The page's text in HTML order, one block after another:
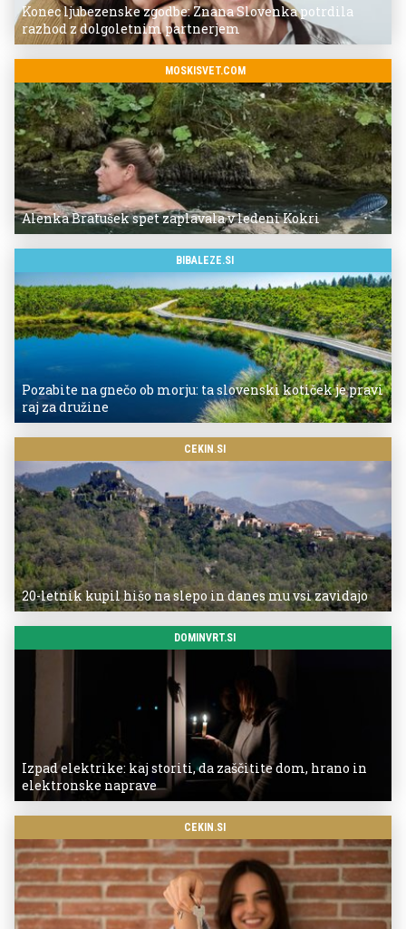
Konec ljubezenske zgodbe: Znana Slovenka potrdila
razhod z dolgoletnim partnerjem
MOSKISVET.COM
Alenka Bratušek spet zaplavala v ledeni Kokri
BIBALEZE.SI
Pozabite na gnečo ob morju: ta slovenski kotiček je pravi
raj za družine
CEKIN.SI
20-letnik kupil hišo na slepo in danes mu vsi zavidajo
DOMINVRT.SI
Izpad elektrike: kaj storiti, da zaščitite dom, hrano in
elektronske naprave
CEKIN.SI